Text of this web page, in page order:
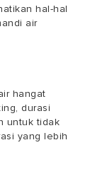
hal-hal
air
hangat
durasi
untuk tidak
yang lebih